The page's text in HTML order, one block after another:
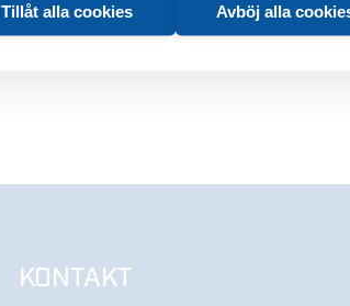
Tillåt alla cookies Avböj alla
KONTAKT